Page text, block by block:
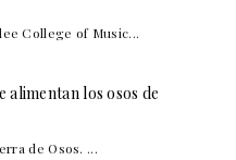
College of Music...
alimentan los osos de
de Osos. ...